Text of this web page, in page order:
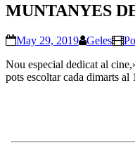
MUNTANYES
May 29, 2019 Geles
Nou especial dedicat al
pots escoltar cada dimarts